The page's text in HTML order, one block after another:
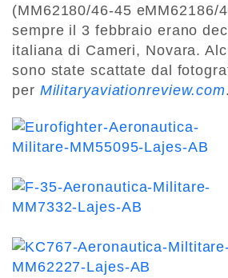
(MM62180/46-45 eMM62186/
sempre il 3 febbraio erano
italiana di Cameri, Novara.
sono state scattate dal
per Militaryaviationreview.com.